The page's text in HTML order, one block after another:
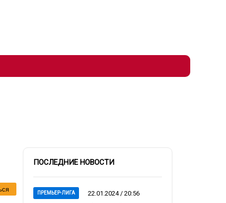
ПОСЛЕДНИЕ НОВОСТИ
ПРЕМЬЕР-ЛИГА 22.01.2024 / 20:56